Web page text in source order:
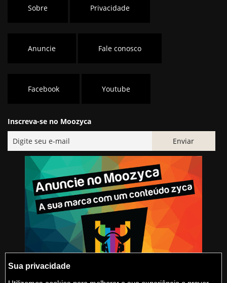
Sobre Privacidade
Anuncie Fale conosco
Facebook Youtube
Inscreva-se no Moozyca
Sua privacidade